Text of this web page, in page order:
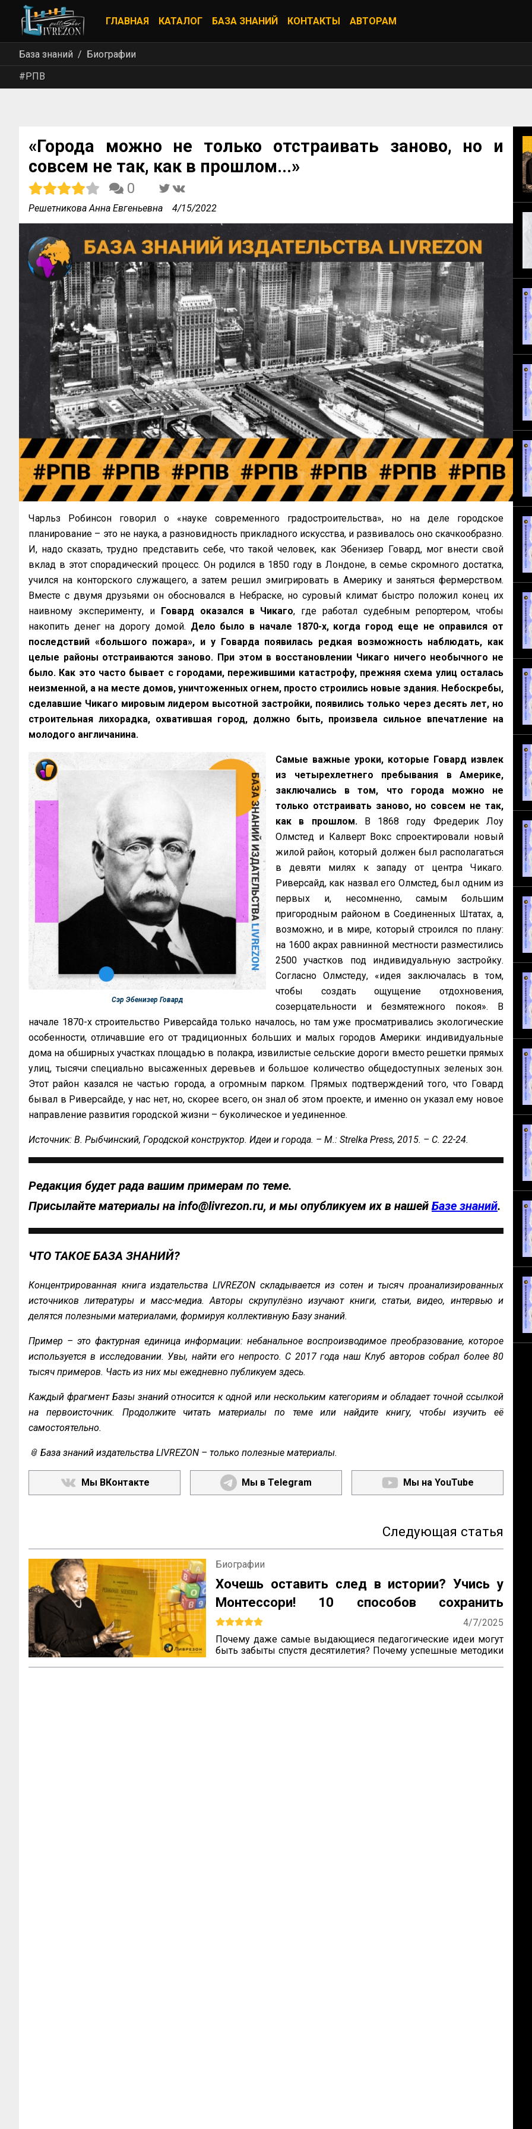
ГЛАВНАЯ КАТАЛОГ БАЗА ЗНАНИЙ КОНТАКТЫ АВТОРАМ
База знаний
Биографии
#РПВ
«Города можно не только отстраивать заново, но и
совсем не так, как в прошлом...»
0
Решетникова Анна Евгеньевна 4/15/2022
Чарльз Робинсон говорил о «науке современного градостроительства», но на деле городское
планирование – это не наука, а разновидность прикладного искусства, и развивалось оно скачкообразно.
И, надо сказать, трудно представить себе, что такой человек, как Эбенизер Говард, мог внести свой
вклад в этот спорадический процесс. Он родился в 1850 году в Лондоне, в семье скромного достатка,
учился на конторского служащего, а затем решил эмигрировать в Америку и заняться фермерством.
Вместе с двумя друзьями он обосновался в Небраске, но суровый климат быстро положил конец их
наивному эксперименту, и Говард оказался в Чикаго, где работал судебным репортером, чтобы
накопить денег на дорогу домой. Дело было в начале 1870-х, когда город еще не оправился от
последствий «большого пожара», и у Говарда появилась редкая возможность наблюдать, как
целые районы отстраиваются заново. При этом в восстановлении Чикаго ничего необычного не
было. Как это часто бывает с городами, пережившими катастрофу, прежняя схема улиц осталась
неизменной, а на месте домов, уничтоженных огнем, просто строились новые здания. Небоскребы,
сделавшие Чикаго мировым лидером высотной застройки, появились только через десять лет, но
строительная лихорадка, охватившая город, должно быть, произвела сильное впечатление на
молодого англичанина.
Сэр Эбенизер Говард
Самые важные уроки, которые Говард извлек
из четырехлетнего пребывания в Америке,
заключались в том, что города можно не
только отстраивать заново, но совсем не так,
как в прошлом.В 1868 году Фредерик Лоу
Олмстед и Калверт Вокс спроектировали новый
жилой район, который должен был располагаться
в девяти милях к западу от центра Чикаго.
Риверсайд, как назвал его Олмстед, был одним из
первых и, несомненно, самым большим
пригородным районом в Соединенных Штатах, а,
возможно, и в мире, который строился по плану:
на 1600 акрах равнинной местности разместились
2500 участков под индивидуальную застройку.
Согласно Олмстеду, «идея заключалась в том,
чтобы создать ощущение отдохновения,
созерцательности и безмятежного покоя». В
начале 1870-х строительство Риверсайда только началось, но там уже просматривались экологические
особенности, отличавшие его от традиционных больших и малых городов Америки: индивидуальные
дома на обширных участках площадью в полакра, извилистые сельские дороги вместо решетки прямых
улиц, тысячи специально высаженных деревьев и большое количество общедоступных зеленых зон.
Этот район казался не частью города, а огромным парком. Прямых подтверждений того, что Говард
бывал в Риверсайде, у нас нет, но, скорее всего, он знал об этом проекте, и именно он указал ему новое
направление развития городской жизни – буколическое и уединенное.
Источник: В. Рыбчинский, Городской конструктор. Идеи и города. – М.: Strelka Press, 2015. – С. 22-24.
Редакция будет рада вашим примерам по теме.
Присылайте материалы на info@livrezon.ru, и мы опубликуем их в нашей Базе знаний.
ЧТО ТАКОЕ БАЗА ЗНАНИЙ?
Концентрированная книга издательства LIVREZON складывается из сотен и тысяч проанализированных
источников литературы и масс-медиа. Авторы скрупулёзно изучают книги, статьи, видео, интервью и
делятся полезными материалами, формируя коллективную Базу знаний.
Пример – это фактурная единица информации: небанальное воспроизводимое преобразование, которое
используется в исследовании. Увы, найти его непросто. С 2017 года наш Клуб авторов собрал более 80
тысяч примеров. Часть из них мы ежедневно публикуем здесь.
Каждый фрагмент Базы знаний относится к одной или нескольким категориям и обладает точной ссылкой
на первоисточник. Продолжите читать материалы по теме или найдите книгу, чтобы изучить её
самостоятельно.
📎 База знаний издательства LIVREZON – только полезные материалы.
Мы ВКонтакте Мы в Telegram Мы на YouTube
Следующая статья
Биографии
Хочешь оставить след в истории? Учись у
Монтессори! 10 способов сохранить
наследие
4/7/2025
Почему даже самые выдающиеся педагогические идеи могут
быть забыты спустя десятилетия? Почему успешные методики